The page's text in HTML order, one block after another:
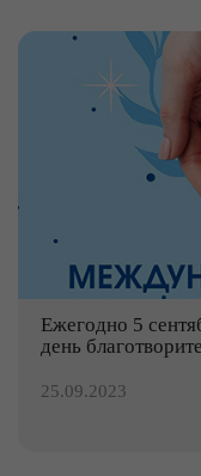
Ежегодно 5
день
25.09.2023